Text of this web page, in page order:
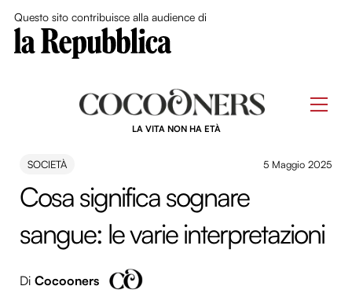
Questo sito contribuisce alla audience di
LA VITA NON HA ETÀ
SOCIETÀ 5 Maggio 2025
Cosa significa sognare
sangue: le varie interpretazioni
Di Cocooners